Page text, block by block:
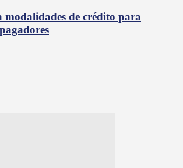
modalidades de crédito para